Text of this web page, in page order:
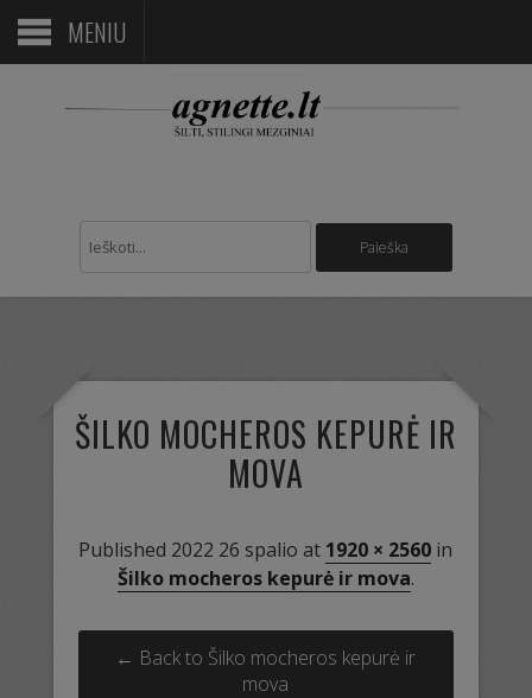
MENIU
ŠILKO MOCHEROS KEPURĖ IR
MOVA
Published 2022 26 spalio at 1920 × 2560 in
Šilko mocheros kepurė ir mova.
← Back to Šilko mocheros kepurė ir
mova